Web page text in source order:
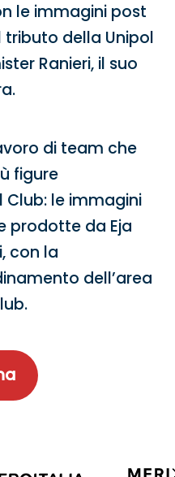
le immagini post
della Unipol
Ranieri, il suo
di team che
figure
le immagini
prodotte da Eja
con la
dell’area